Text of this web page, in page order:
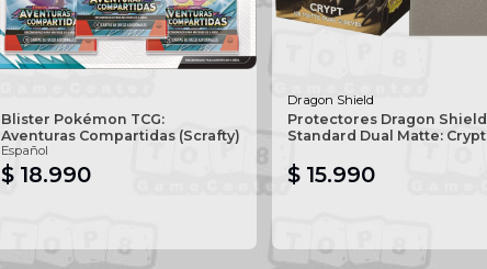
Blister Pokémon TCG:
Aventuras Compartidas (Scrafty)
Español
$ 18.990
Dragon Shield
Protectores Dragon Shield
Standard Dual Matte: Crypt
$ 15.990